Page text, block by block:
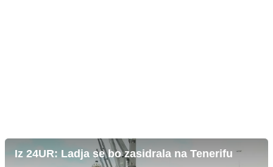
Iz 24UR: Ladja se bo zasidrala na Tenerifu